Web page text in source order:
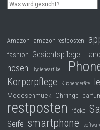
Amazon amazon restposten
fashion Gesichtspflege
hosen Hygieneartikel
Körperpflege Küchengeräte
Modeschmuck Ohrringe
restposten röcke
Seife smartphone